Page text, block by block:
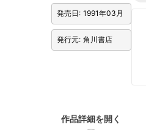
作品詳細を開く
発売日: 1991年03月
発行元: 角川書店